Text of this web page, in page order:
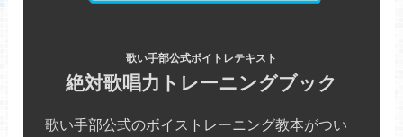
歌い手部公式ボイトレテキスト
絶対歌唱力トレーニングブック
歌い手部公式のボイストレーニング教本がつい